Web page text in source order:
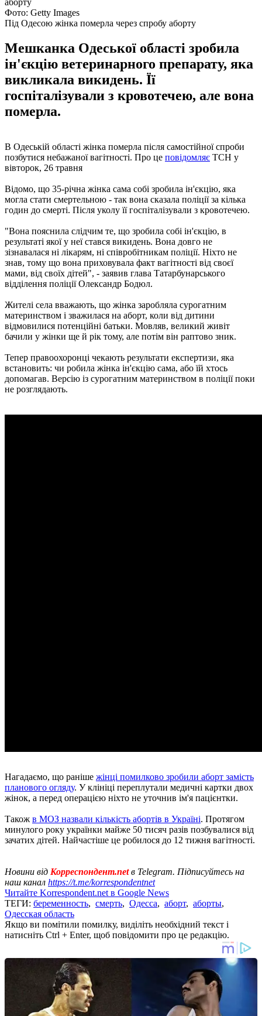
Фото: Getty Images
Під Одесою жінка померла через спробу аборту
Мешканка Одеської області зробила
ін'єкцію ветеринарного препарату, яка
викликала викидень. Її
госпіталізували з кровотечею, але вона
померла.
В Одеській області жінка померла після самостійної спроби
позбутися небажаної вагітності. Про це повідомляє ТСН у
вівторок, 26 травня
Відомо, що 35-річна жінка сама собі зробила ін'єкцію, яка
могла стати смертельною - так вона сказала поліції за кілька
годин до смерті. Після уколу її госпіталізували з кровотечею.
"Вона пояснила слідчим те, що зробила собі ін'єкцію, в
результаті якої у неї стався викидень. Вона довго не
зізнавалася ні лікарям, ні співробітникам поліції. Ніхто не
знав, тому що вона приховувала факт вагітності від своєї
мами, від своїх дітей", - заявив глава Татарбунарського
відділення поліції Олександр Бодюл.
Жителі села вважають, що жінка заробляла сурогатним
материнством і зважилася на аборт, коли від дитини
відмовилися потенційні батьки. Мовляв, великий живіт
бачили у жінки ще й рік тому, але потім він раптово зник.
Тепер правоохоронці чекають результати експертизи, яка
встановить: чи робила жінка ін'єкцію сама, або їй хтось
допомагав. Версію із сурогатним материнством в поліції поки
не розглядають.
Нагадаємо, що раніше жінці помилково зробили аборт замість
планового огляду. У клініці переплутали медичні картки двох
жінок, а перед операцією ніхто не уточнив ім'я пацієнтки.
Також в МОЗ назвали кількість абортів в Україні. Протягом
минулого року українки майже 50 тисяч разів позбувалися від
зачатих дітей. Найчастіше це робилося до 12 тижня вагітності.
Новини від Корреспондент.netв Telegram. Підписуйтесь на
наш канал https://t.me/korrespondentnet
Читайте Korrespondent.net в Google News
ТЕГИ: беременность, смерть, Одесса, аборт, аборты,
Одесская область
Якщо ви помітили помилку, виділіть необхідний текст і
натисніть Ctrl + Enter, щоб повідомити про це редакцію.